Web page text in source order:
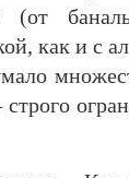
(от
как и с
строго